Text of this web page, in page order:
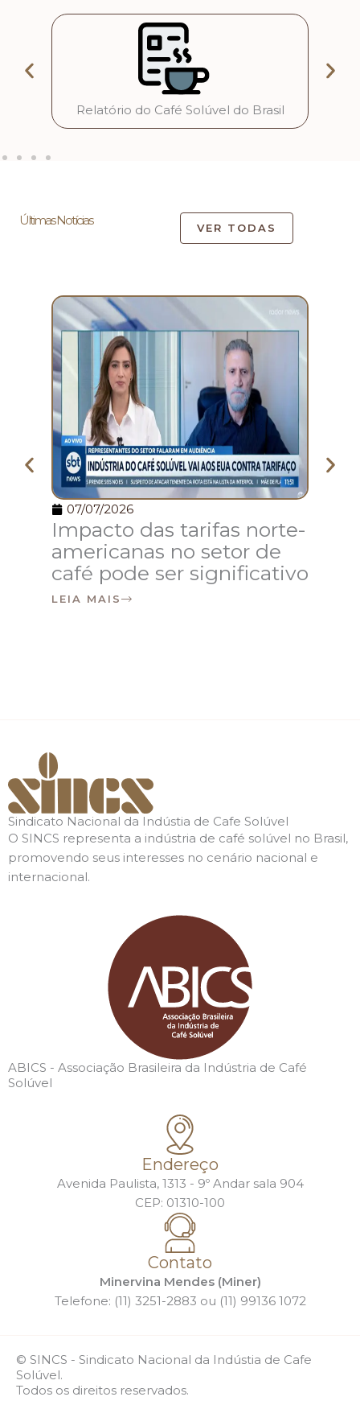
Relatório do Café Solúvel do Brasil
Últimas Notícias VER TODAS
07/07/2026
Impacto das tarifas norte-
americanas no setor de
café pode ser significativo
LEIA MAIS
Sindicato Nacional da Indústia de Cafe Solúvel
O SINCS representa a indústria de café solúvel no Brasil,
promovendo seus interesses no cenário nacional e
internacional.
ABICS - Associação Brasileira da Indústria de Café
Solúvel
Endereço
Avenida Paulista, 1313 - 9º Andar sala 904
CEP: 01310-100
Contato
Minervina Mendes (Miner)
Telefone: (11) 3251-2883 ou (11) 99136 1072
© SINCS - Sindicato Nacional da Indústia de Cafe
Solúvel.
Todos os direitos reservados.